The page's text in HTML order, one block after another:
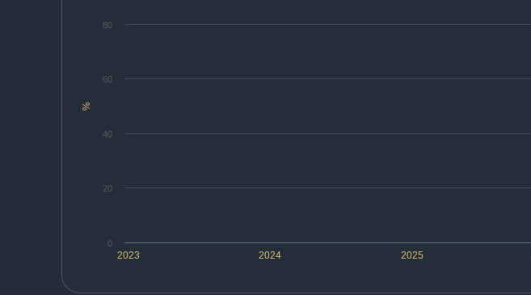
%
2023 2024 2025
0
20
40
60
80